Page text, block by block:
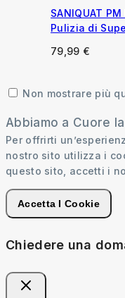
SANIQUAT
Pulizia di
79,99 €
Non mostrare più
Abbiamo a Cuore
Per offrirti
nostro sito utilizza i
questo sito, accetti i
Accetta I Cookie
Chiedere una